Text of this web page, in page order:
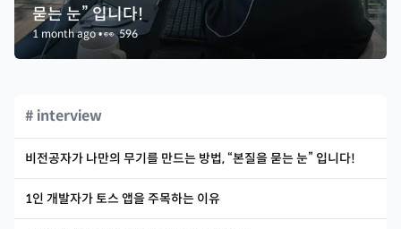
묻는 눈” 입니다!
1 month ago•👀596
# interview
비전공자가 나만의 무기를 만드는 방법, “본질을 묻는 눈” 입니다!
1인 개발자가 토스 앱을 주목하는 이유